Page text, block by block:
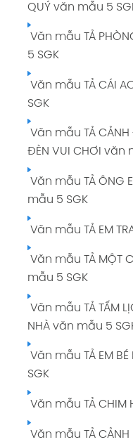
QUÝ văn mẫu 5
Văn mẫu TẢ
5 SGK
Văn mẫu TẢ CÁI
SGK
Văn mẫu TẢ CẢNH
ĐÈN VUI CHƠI văn
Văn mẫu TẢ ÔNG
mẫu 5 SGK
Văn mẫu TẢ EM
Văn mẫu TẢ MỘT
mẫu 5 SGK
Văn mẫu TẢ TẤM
NHÀ văn mẫu 5
Văn mẫu TẢ EM
SGK
Văn mẫu TẢ CHIM
Văn mẫu TẢ CẢNH